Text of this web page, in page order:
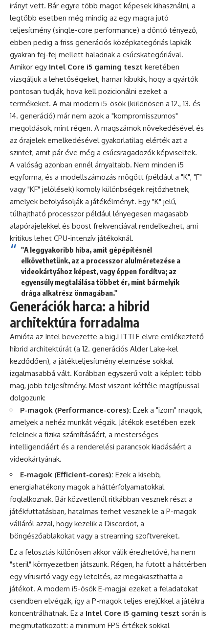
irányt vett. Bár egyre több magot képesek kihasználni, a
legtöbb esetben még mindig az egy magra jutó
teljesítmény (single-core performance) a döntő tényező,
ebben pedig a friss generációs középkategóriás lapkák
gyakran fej-fej mellett haladnak a csúcskategóriával.
Amikor egy Intel Core i5 gaming teszt keretében
vizsgáljuk a lehetőségeket, hamar kibukik, hogy a gyártók
pontosan tudják, hova kell pozicionálni ezeket a
termékeket. A mai modern i5-ösök (különösen a 12., 13. és
14. generáció) már nem azok a "kompromisszumos"
megoldások, mint régen. A magszámok növekedésével és
az órajelek emelkedésével gyakorlatilag elérték azt a
szintet, amit pár éve még a csúcsragadozók képviseltek.
A valóság azonban ennél árnyaltabb. Nem minden i5
egyforma, és a modellszámozás mögött (például a "K", "F"
vagy "KF" jelölések) komoly különbségek rejtőzhetnek,
amelyek befolyásolják a játékélményt. Egy "K" jelű,
túlhajtható processzor például lényegesen magasabb
alapórajelekkel és boost frekvenciával rendelkezhet, ami
kritikus lehet CPU-intenzív játékoknál.
"A leggyakoribb hiba, amit gépépítésnél
elkövethetünk, az a processzor alulméretezése a
videokártyához képest, vagy éppen fordítva; az
egyensúly megtalálása többet ér, mint bármelyik
drága alkatrész önmagában."
Generációk harca: a hibrid
architektúra forradalma
Amióta az Intel bevezette a big.LITTLE elvre emlékeztető
hibrid architektúrát (a 12. generációs Alder Lake-kel
kezdődően), a játékteljesítmény elemzése sokkal
izgalmasabbá vált. Korábban egyszerű volt a képlet: több
mag, jobb teljesítmény. Most viszont kétféle magtípussal
dolgozunk:
P-magok (Performance-cores): Ezek a "izom" magok,
amelyek a nehéz munkát végzik. Játékok esetében ezek
felelnek a fizika számításáért, a mesterséges
intelligenciáért és a renderelési parancsok kiadásáért a
videokártyának.
E-magok (Efficient-cores): Ezek a kisebb,
energiahatékony magok a háttérfolyamatokkal
foglalkoznak. Bár közvetlenül ritkábban vesznek részt a
játékfuttatásban, hatalmas terhet vesznek le a P-magok
válláról azzal, hogy kezelik a Discordot, a
böngészőablakokat vagy a streaming szoftvereket.
Ez a felosztás különösen akkor válik érezhetővé, ha nem
"steril" környezetben játszunk. Régen, ha futott a háttérben
egy vírusirtó vagy egy letöltés, az megakaszthatta a
játékot. A modern i5-ösök E-magjai ezeket a feladatokat
csendben elvégzik, így a P-magok teljes erejükkel a játékra
koncentrálhatnak. Ez a Intel Core i5 gaming teszt során is
megmutatkozott: a minimum FPS értékek sokkal